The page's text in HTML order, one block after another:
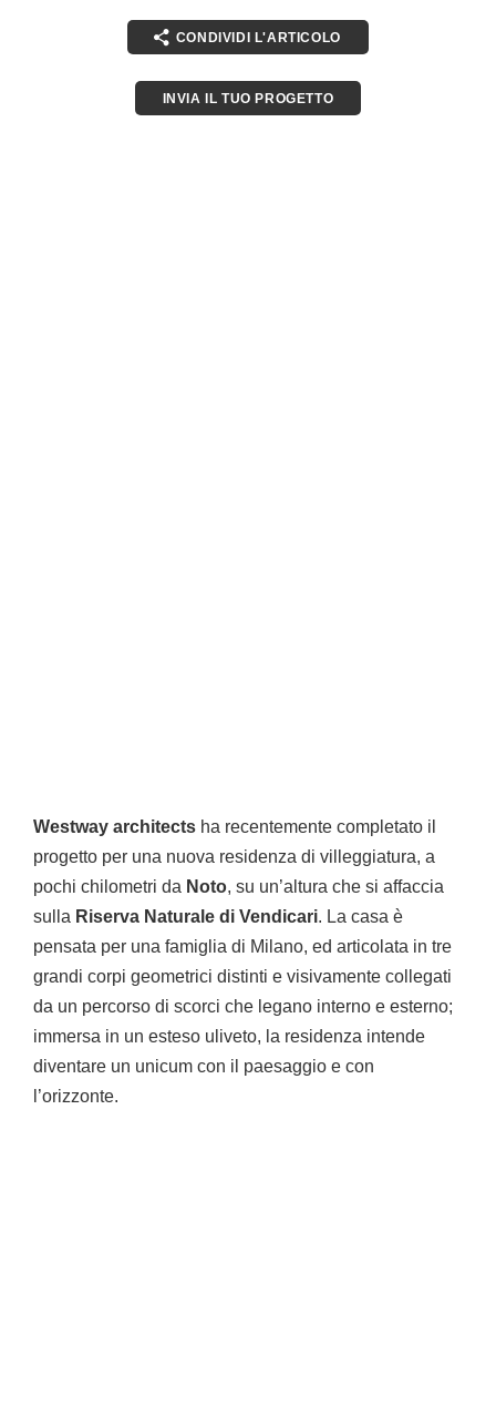
CONDIVIDI L'ARTICOLO
INVIA IL TUO PROGETTO
Westway architects ha recentemente completato il
progetto per una nuova residenza di villeggiatura, a
pochi chilometri da Noto, su un’altura che si affaccia
sulla Riserva Naturale di Vendicari. La casa è
pensata per una famiglia di Milano, ed articolata in tre
grandi corpi geometrici distinti e visivamente collegati
da un percorso di scorci che legano interno e esterno;
immersa in un esteso uliveto, la residenza intende
diventare un unicum con il paesaggio e con
l’orizzonte.